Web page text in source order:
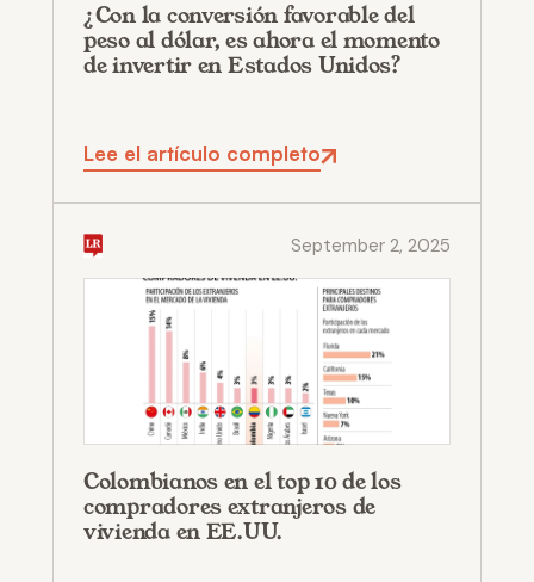
¿Con la conversión favorable del
peso al dólar, es ahora el momento
de invertir en Estados Unidos?
Lee el artículo completo
September 2, 2025
Colombianos en el top 10 de los
compradores extranjeros de
vivienda en EE.UU.